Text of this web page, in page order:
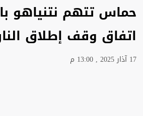
حماس تتهم نتنياهو
اتفاق وقف إطلاق
17 آذار 2025 , 13:00 م